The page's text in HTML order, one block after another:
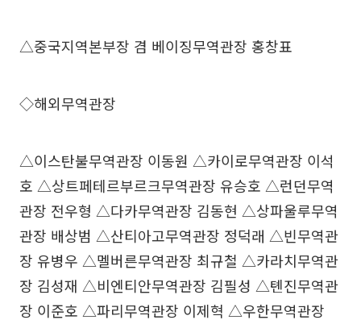
△중국지역본부장 겸 베이징무역관장 홍창표
◇해외무역관장
△이스탄불무역관장 이동원 △카이로무역관장 이석
호 △상트페테르부르크무역관장 유승호 △런던무역
관장 전우형 △다카무역관장 김동현 △상파울루무역
관장 배상범 △산티아고무역관장 정덕래 △빈무역관
장 유병우 △멜버른무역관장 최규철 △카라치무역관
장 김성재 △비엔티안무역관장 김필성 △톈진무역관
장 이준호 △파리무역관장 이제혁 △우한무역관장